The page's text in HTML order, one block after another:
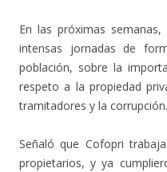
En las próximas
intensas jornadas de
población, sobre la
respeto a la propiedad
tramitadores y la corrupción.
Señaló que Cofopri
propietarios, y ya